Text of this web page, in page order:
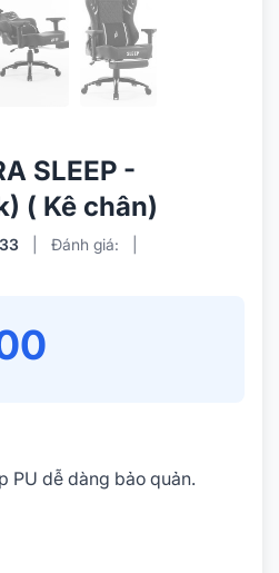
SLEEP -
( Kê chân)
Đánh giá:
PU dễ dàng bảo quản.